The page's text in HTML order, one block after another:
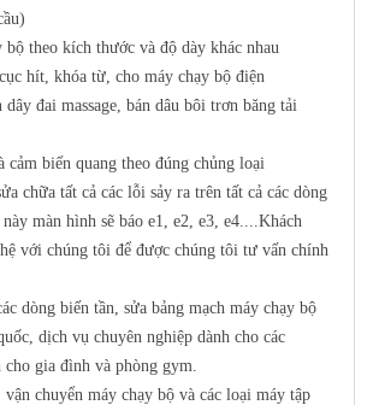
theo kích thước và độ dày khác nhau
hít, khóa từ, cho máy chạy bộ điện
dây đai massage, bán dâu bôi trơn băng tải
cảm biến quang theo đúng chủng loại
chữa tất cả các lỗi sảy ra trên tất cả các dòng
màn hình sẽ báo e1, e2, e3, e4....Khách
với chúng tôi để được chúng tôi tư vấn chính
dòng biến tần, sửa bảng mạch máy chạy bộ
dịch vụ chuyên nghiệp dành cho các
gia đình và phòng gym.
chuyển máy chạy bộ và các loại máy tập